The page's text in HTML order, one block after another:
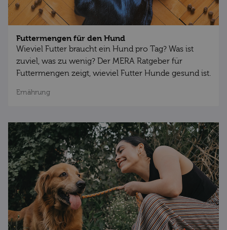
Futtermengen für den Hund
Wieviel Futter braucht ein Hund pro Tag? Was ist
zuviel, was zu wenig? Der MERA Ratgeber für
Futtermengen zeigt, wieviel Futter Hunde gesund ist.
Ernährung